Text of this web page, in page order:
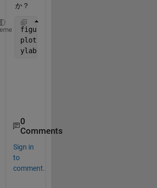
か？
figure
plot((1:10).^2)
ylabel({2000;1000})
0
Comments
Sign in
to
comment.